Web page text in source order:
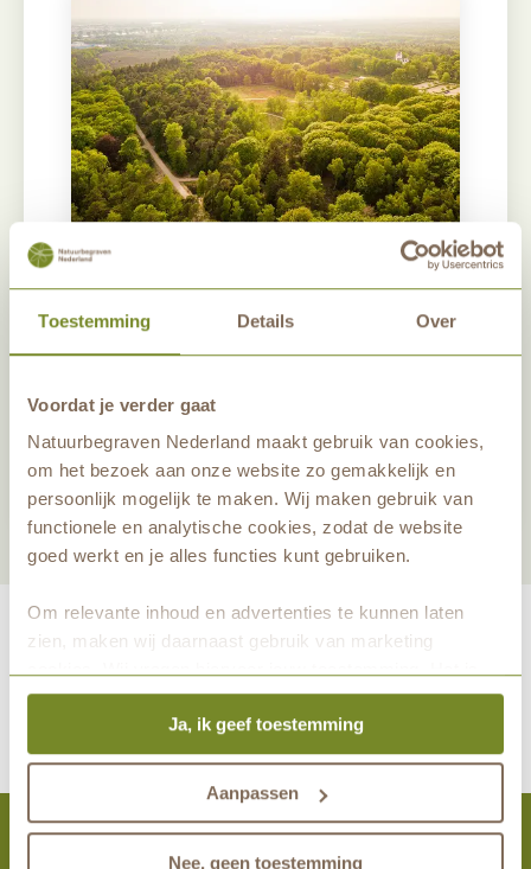
Toestemming Details Over
Voordat je verder gaat
Natuurbegraven Nederland maakt gebruik van cookies,
om het bezoek aan onze website zo gemakkelijk en
persoonlijk mogelijk te maken. Wij maken gebruik van
functionele en analytische cookies, zodat de website
goed werkt en je alles functies kunt gebruiken.
Om relevante inhoud en advertenties te kunnen laten
zien, maken wij daarnaast gebruik van marketing
altijd mogelijk om je toestemming te veranderen. Alle
marketingprestaties worden geanalyseerd, zodat we
onze gasten nog beter kunnen helpen. Wil je meer weten
over het gebruik van cookies? Bekijk dan de andere
Ja, ik geef toestemming
Aanpassen
Nee, geen toestemming
Deel dit artikel
Nieuwsbrief aanmelden
maakt eeuwige grafrust in de natuur mogelijk samen met